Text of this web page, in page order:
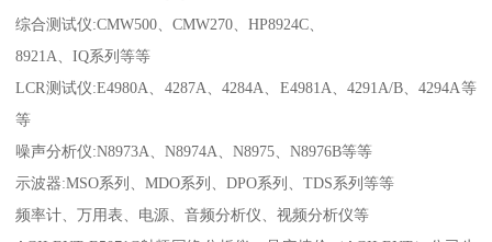
综合测试仪:CMW500、CMW270、HP8924C、
8921A、IQ系列等等
LCR测试仪:E4980A、4287A、4284A、E4981A、4291A/B、4294A等
等
噪声分析仪:N8973A、N8974A、N8975、N8976B等等
示波器:MSO系列、MDO系列、DPO系列、TDS系列等等
频率计、万用表、电源、音频分析仪、视频分析仪等